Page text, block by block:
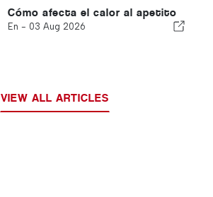
Cómo afecta el calor al apetito
En - 03 Aug 2026
VIEW ALL ARTICLES